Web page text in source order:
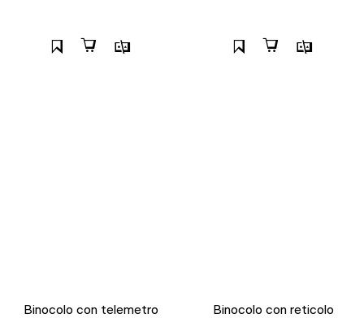
Binocolo con telemetro
Binocolo con reticolo